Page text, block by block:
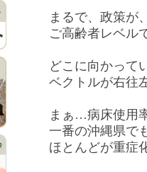
まるで、政策が
ご高齢者レベ
どこに向かっ
ベクトルが右往
まぁ…病床使用
一番の沖縄県で
ほとんどが重症